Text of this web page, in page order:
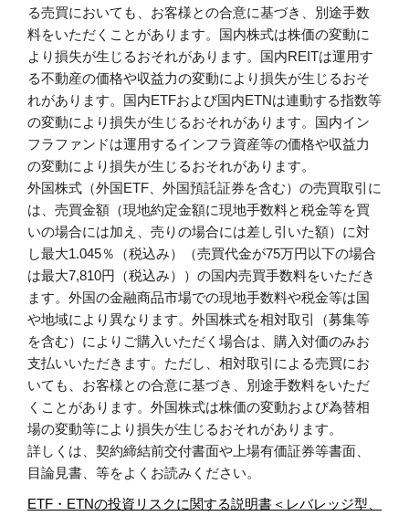
る売買においても、お客様との合意に基づき、別途手数
料をいただくことがあります。国内株式は株価の変動に
より損失が生じるおそれがあります。国内REITは運用す
る不動産の価格や収益力の変動により損失が生じるおそ
れがあります。国内ETFおよび国内ETNは連動する指数等
の変動により損失が生じるおそれがあります。国内イン
フラファンドは運用するインフラ資産等の価格や収益力
の変動により損失が生じるおそれがあります。
外国株式（外国ETF、外国預託証券を含む）の売買取引に
は、売買金額（現地約定金額に現地手数料と税金等を買
いの場合には加え、売りの場合には差し引いた額）に対
し最大1.045％（税込み）（売買代金が75万円以下の場合
は最大7,810円（税込み））の国内売買手数料をいただき
ます。外国の金融商品市場での現地手数料や税金等は国
や地域により異なります。外国株式を相対取引（募集等
を含む）によりご購入いただく場合は、購入対価のみお
支払いいただきます。ただし、相対取引による売買にお
いても、お客様との合意に基づき、別途手数料をいただ
くことがあります。外国株式は株価の変動および為替相
場の変動等により損失が生じるおそれがあります。
詳しくは、契約締結前交付書面や上場有価証券等書面、
目論見書、等をよくお読みください。
ETF・ETNの投資リスクに関する説明書＜レバレッジ型、